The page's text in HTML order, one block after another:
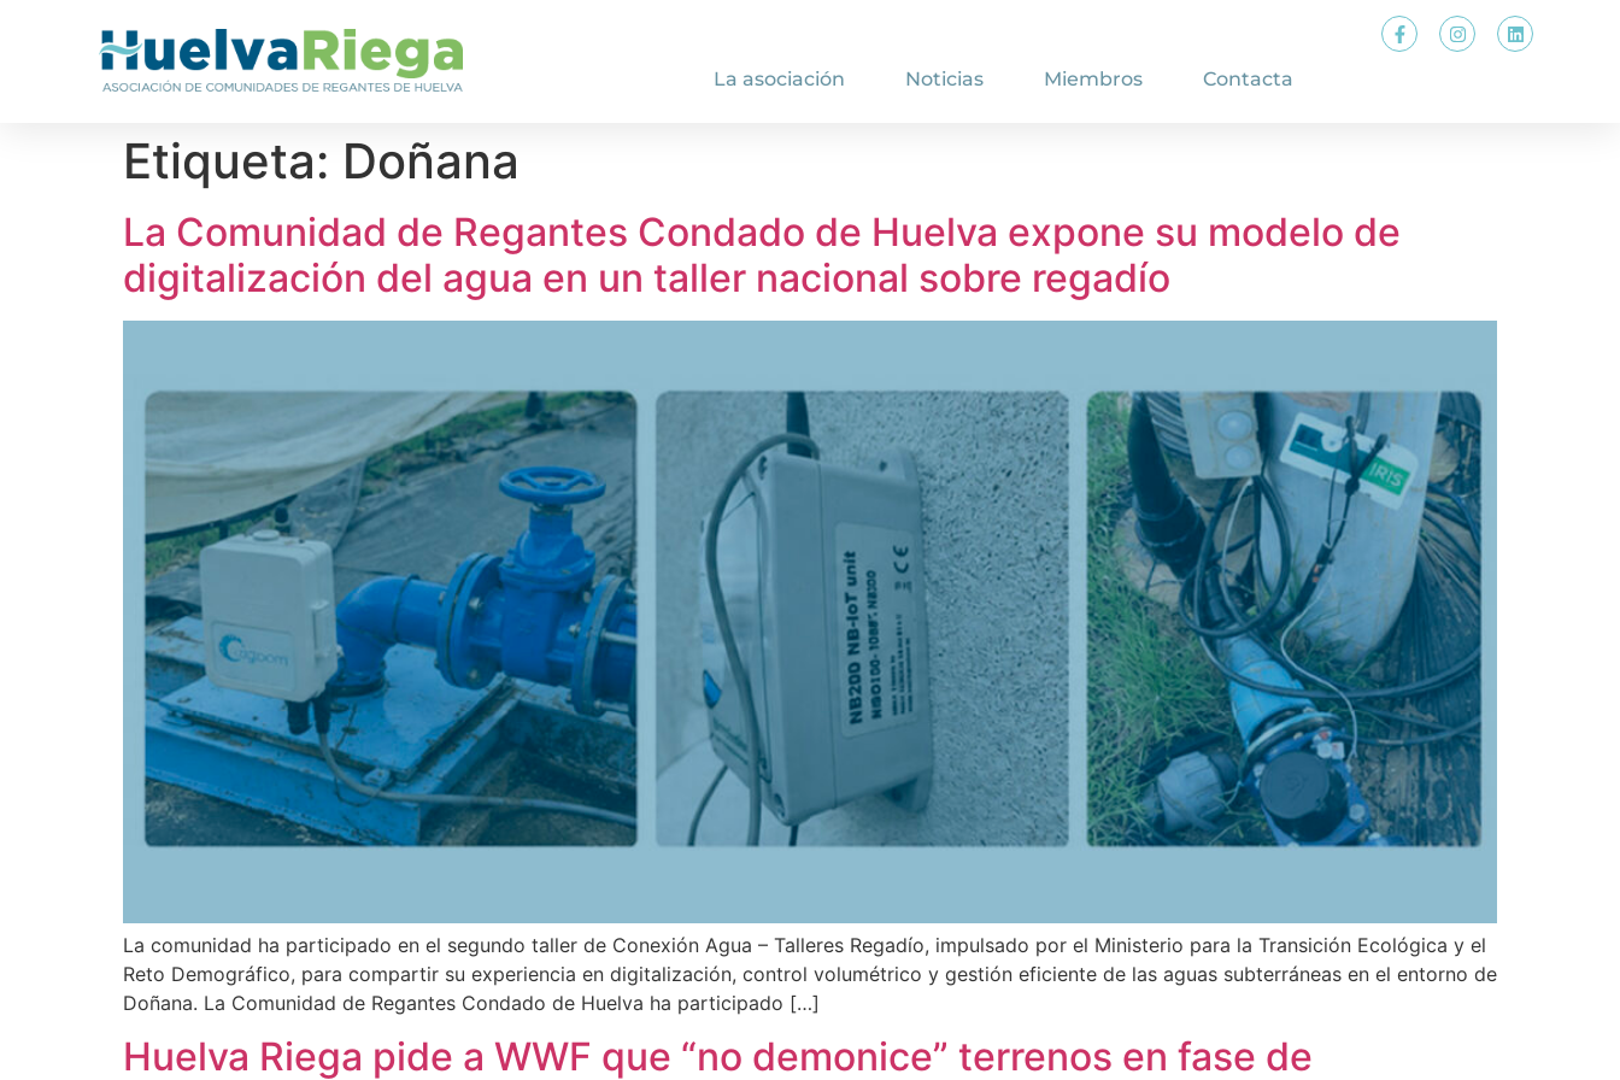
La asociación Noticias Miembros Contacta
Etiqueta: Doñana
La Comunidad de Regantes Condado de Huelva expone su modelo de
digitalización del agua en un taller nacional sobre regadío
La comunidad ha participado en el segundo taller de Conexión Agua – Talleres Regadío, impulsado por el Ministerio para la Transición Ecológica y el
Reto Demográfico, para compartir su experiencia en digitalización, control volumétrico y gestión eficiente de las aguas subterráneas en el entorno de
Doñana. La Comunidad de Regantes Condado de Huelva ha participado […]
Huelva Riega pide a WWF que “no demonice” terrenos en fase de